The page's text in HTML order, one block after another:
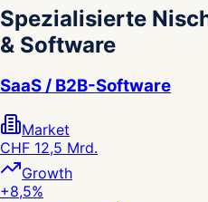
Spezialisierte
& Software
SaaS / B2B-Software
Market
CHF 12,5 Mrd.
Growth
+8,5%